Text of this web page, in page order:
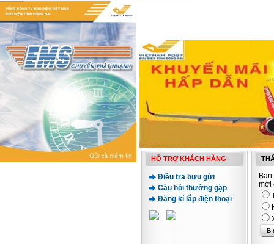
HỖ TRỢ KHÁCH HÀNG
Điều tra bưu gửi
Câu hỏi thường gặp
Đăng kí lắp điện thoại
mới